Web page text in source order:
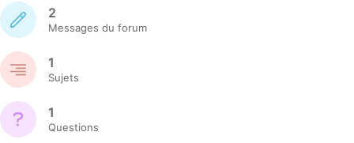
2
Messages du forum
1
Sujets
1
Questions